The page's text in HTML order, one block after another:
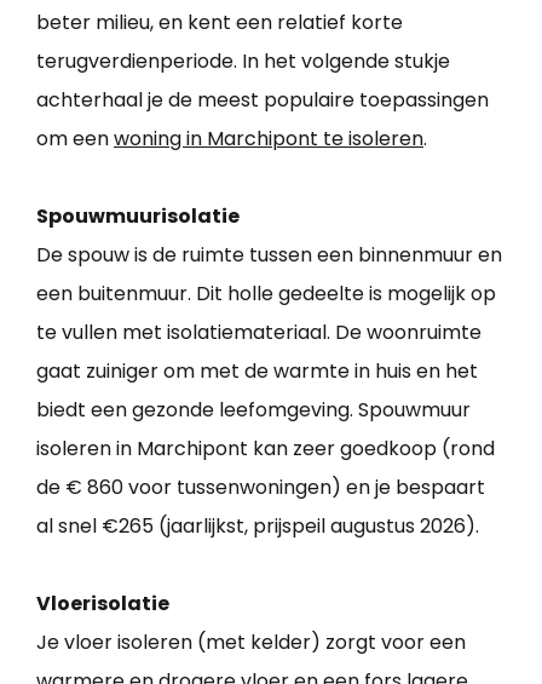
beter milieu, en kent een relatief korte
terugverdienperiode. In het volgende stukje
achterhaal je de meest populaire toepassingen
om eenwoning in Marchipont te isoleren.
Spouwmuurisolatie
De spouw is de ruimte tussen een binnenmuur en
een buitenmuur. Dit holle gedeelte is mogelijk op
te vullen met isolatiemateriaal. De woonruimte
gaat zuiniger om met de warmte in huis en het
biedt een gezonde leefomgeving. Spouwmuur
isoleren in Marchipont kan zeer goedkoop (rond
de € 860 voor tussenwoningen) en je bespaart
al snel €265 (jaarlijkst, prijspeil augustus 2026).
Vloerisolatie
Je vloer isoleren (met kelder) zorgt voor een